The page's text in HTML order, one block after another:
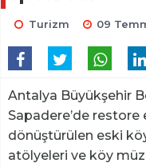
Turizm 09
Antalya Büyükşehir
Sapadere’de
dönüştürülen eski
atölyeleri ve köy